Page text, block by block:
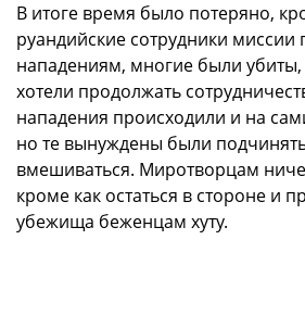
В итоге время было потеряно,
руандийские сотрудники миссии
нападениям, многие были
хотели продолжать
нападения происходили и на
но те вынуждены были
вмешиваться. Миротворцам
кроме как остаться в стороне и
убежища беженцам хуту.